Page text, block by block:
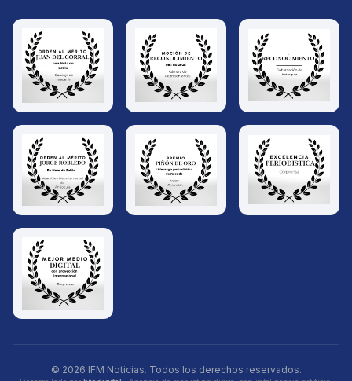
© 2026 IFM Noticias. Todos los derechos reservados.